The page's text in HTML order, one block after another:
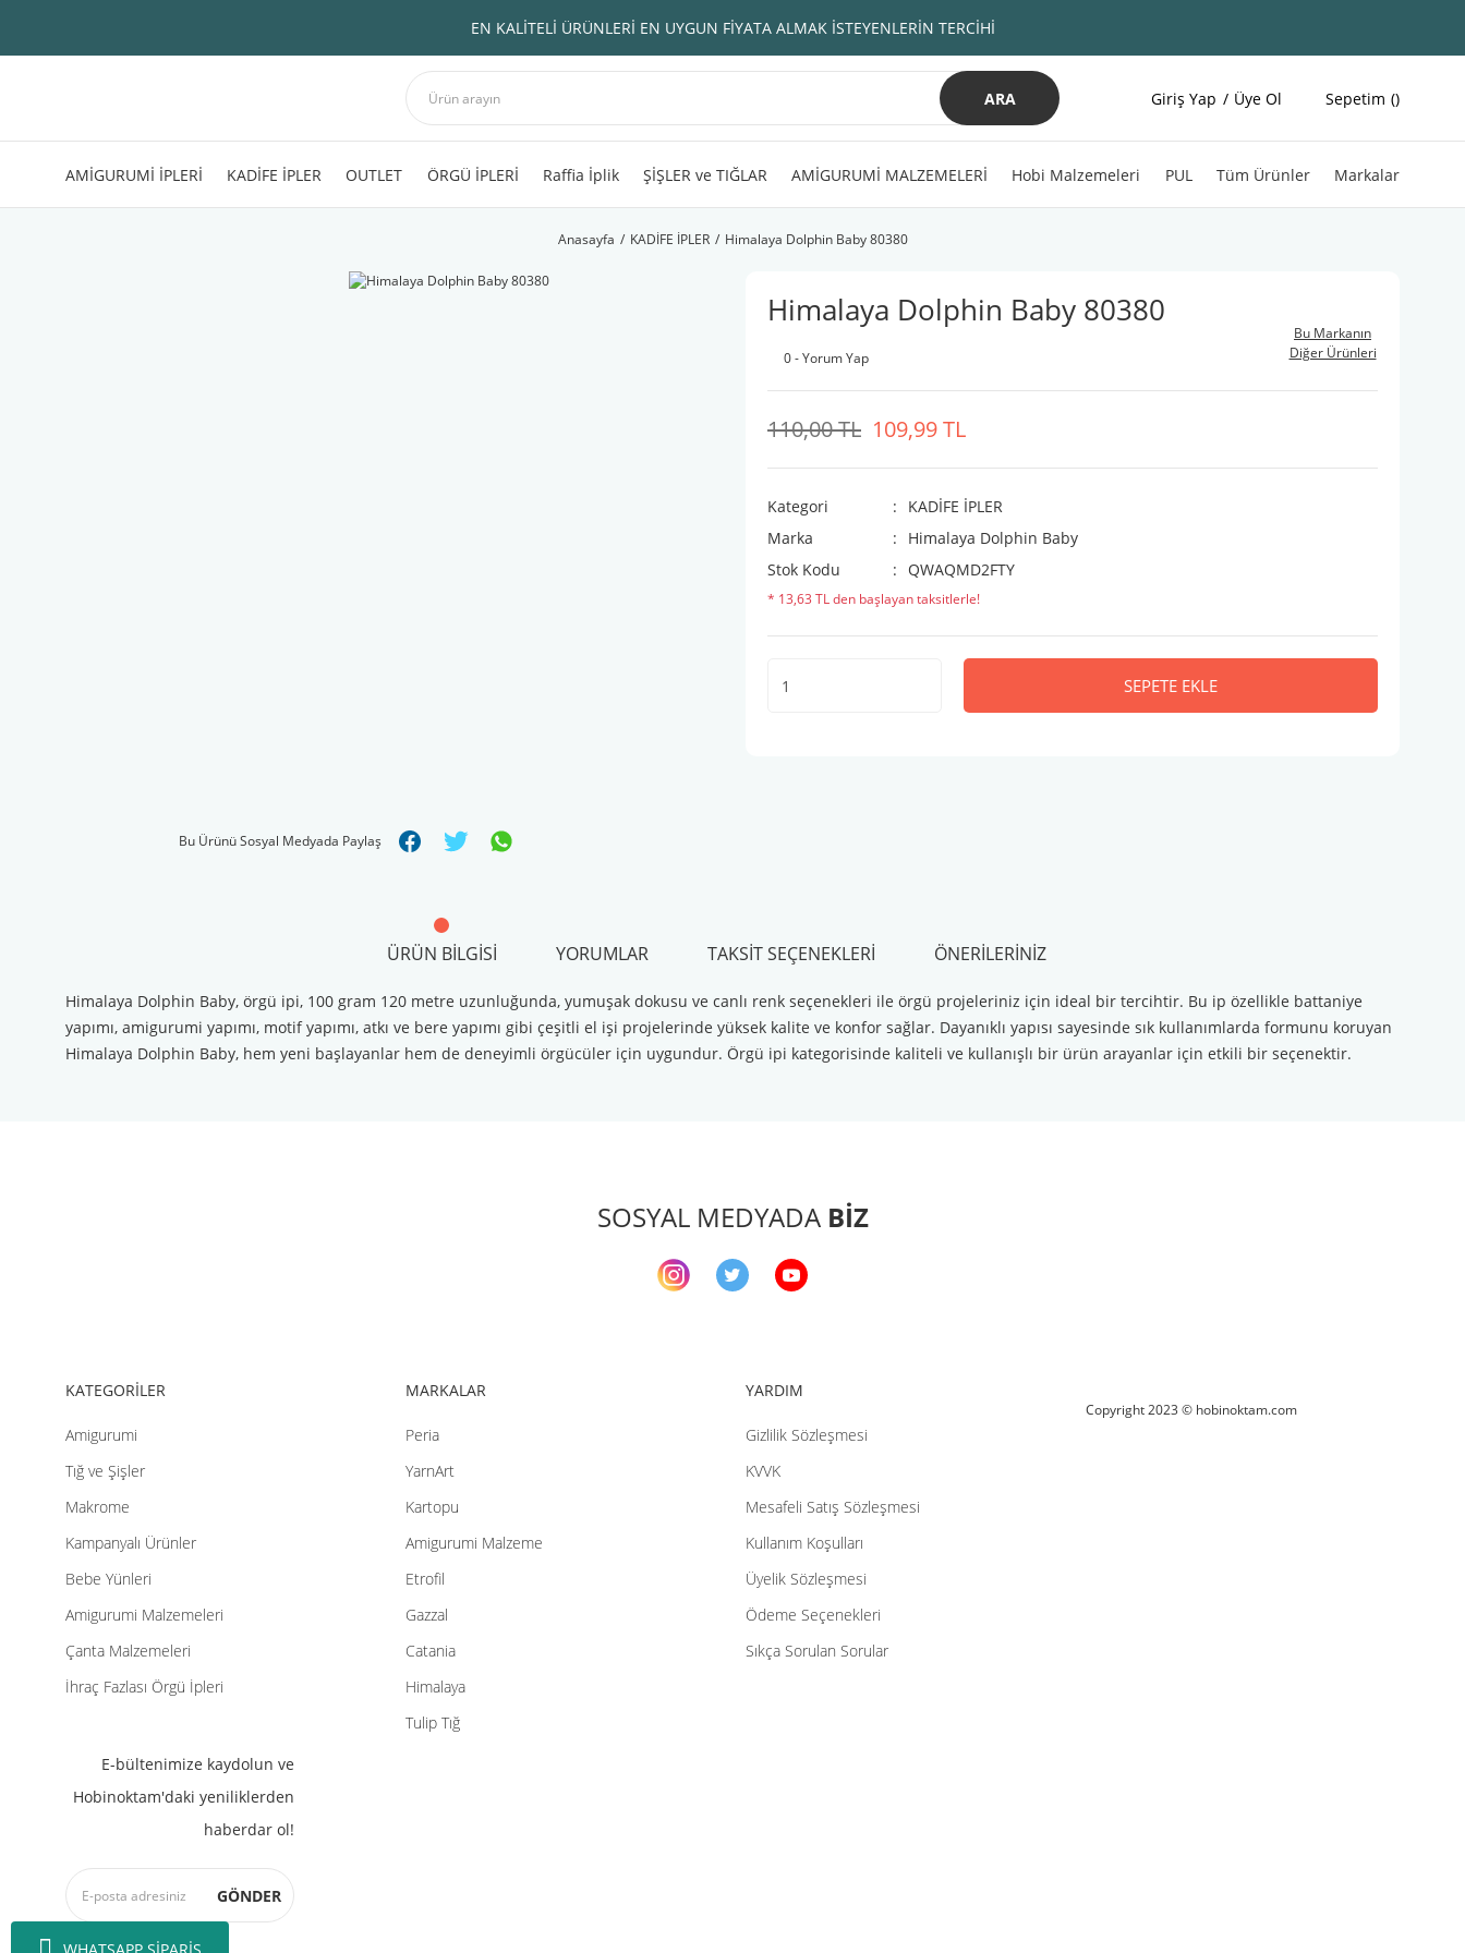
WHATSAPP SİPARİŞ
EN KALİTELİ ÜRÜNLERİ EN UYGUN FİYATA ALMAK İSTEYENLERİN TERCİHİ
ARA Giriş Yap Üye Ol Sepetim
AMİGURUMİ İPLERİ KADİFE İPLER OUTLET ÖRGÜ İPLERİ Raffia İplik ŞİŞLER ve TIĞLAR AMİGURUMİ MALZEMELERİ Hobi Malzemeleri PUL Tüm Ürünler Markalar
Anasayfa KADİFE İPLER Himalaya Dolphin Baby 80380
Bu Ürünü Sosyal Medyada Paylaş
Himalaya Dolphin Baby 80380
0 - Yorum Yap
Bu Markanın
Diğer Ürünleri
109,99 TL
110,00 TL
Kategori
KADİFE İPLER
Marka
Himalaya Dolphin Baby
Stok Kodu
QWAQMD2FTY
* 13,63 TL den başlayan taksitlerle!
SEPETE EKLE
ÜRÜN BILGISI YORUMLAR TAKSIT SEÇENEKLERI ÖNERILERINIZ
Himalaya Dolphin Baby, örgü ipi, 100 gram 120 metre uzunluğunda, yumuşak dokusu ve canlı renk seçenekleri ile örgü projeleriniz için ideal bir tercihtir. Bu ip özellikle battaniye
yapımı, amigurumi yapımı, motif yapımı, atkı ve bere yapımı gibi çeşitli el işi projelerinde yüksek kalite ve konfor sağlar. Dayanıklı yapısı sayesinde sık kullanımlarda formunu koruyan
Himalaya Dolphin Baby, hem yeni başlayanlar hem de deneyimli örgücüler için uygundur. Örgü ipi kategorisinde kaliteli ve kullanışlı bir ürün arayanlar için etkili bir seçenektir.
Gönder
SOSYAL MEDYADA BİZ
KATEGORİLER
Amigurumi
Tığ ve Şişler
Makrome
Kampanyalı Ürünler
Bebe Yünleri
Amigurumi Malzemeleri
Çanta Malzemeleri
İhraç Fazlası Örgü İpleri
MARKALAR
Peria
YarnArt
Kartopu
Amigurumi Malzeme
Etrofil
Gazzal
Catania
Himalaya
Tulip Tığ
YARDIM
Gizlilik Sözleşmesi
KVVK
Mesafeli Satış Sözleşmesi
Kullanım Koşulları
Üyelik Sözleşmesi
Ödeme Seçenekleri
Sıkça Sorulan Sorular
E-bültenimize kaydolun ve
Hobinoktam'daki yeniliklerden
haberdar ol!
GÖNDER
Copyright 2023 © hobinoktam.com